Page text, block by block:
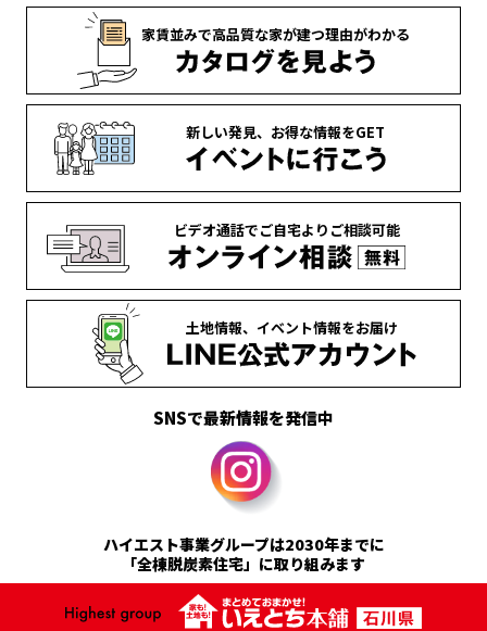
家賃並みで高品質な家が建つ理由がわかる
新しい発見、 お得な情報をGET
ビデオ通話でご自宅より ご相談可能
土地情報、 イベント情報をお届け
SNSで最新情報を発信中
ハイエスト事業グループは2030年までに
「全棟脱炭素住宅」に取り組みます